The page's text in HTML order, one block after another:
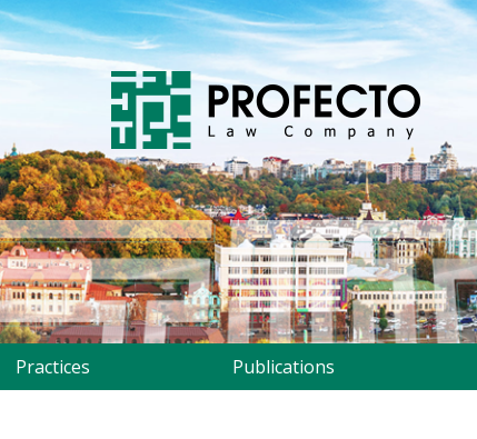
Practices Publications